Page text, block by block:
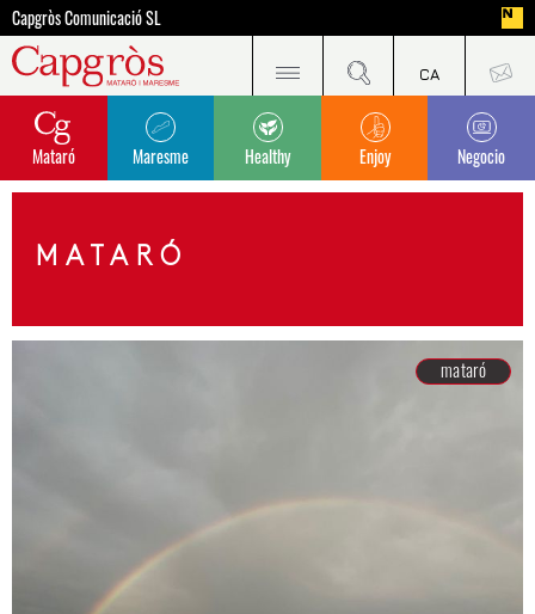
Capgròs Comunicació SL
Mataró Maresme Healthy Enjoy Negocio
MATARÓ
mataró